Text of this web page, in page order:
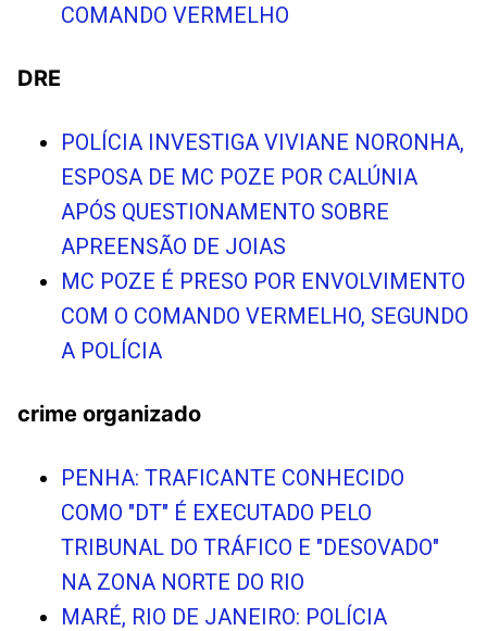
COMANDO VERMELHO
DRE
POLÍCIA INVESTIGA VIVIANE NORONHA,
ESPOSA DE MC POZE POR CALÚNIA
APÓS QUESTIONAMENTO SOBRE
APREENSÃO DE JOIAS
MC POZE É PRESO POR ENVOLVIMENTO
COM O COMANDO VERMELHO, SEGUNDO
A POLÍCIA
crime organizado
PENHA: TRAFICANTE CONHECIDO
COMO "DT" É EXECUTADO PELO
TRIBUNAL DO TRÁFICO E "DESOVADO"
NA ZONA NORTE DO RIO
MARÉ, RIO DE JANEIRO: POLÍCIA